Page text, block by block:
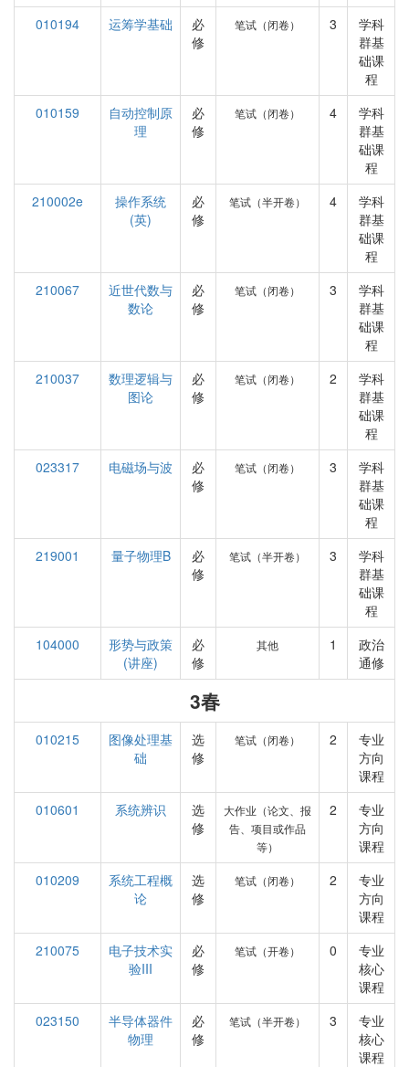
010194
运筹学基础
必
修
笔试（闭卷） 3
学科
群基
础课
程
010159
自动控制原
理
必
修
笔试（闭卷） 4
学科
群基
础课
程
210002e
操作系统
(英)
必
修
笔试（半开卷） 4
学科
群基
础课
程
210067
近世代数与
数论
必
修
笔试（闭卷） 3
学科
群基
础课
程
210037
数理逻辑与
图论
必
修
笔试（闭卷） 2
学科
群基
础课
程
023317
电磁场与波
必
修
笔试（闭卷） 3
学科
群基
础课
程
219001
量子物理B
必
修
笔试（半开卷） 3
学科
群基
础课
程
104000
形势与政策
(讲座)
必
修
其他 1
政治
通修
3春
010215
图像处理基
础
选
修
笔试（闭卷） 2
专业
方向
课程
010601
系统辨识
选
修
大作业（论文、报
告、项目或作品
等）
2
专业
方向
课程
010209
系统工程概
论
选
修
笔试（闭卷） 2
专业
方向
课程
210075
电子技术实
验III
必
修
笔试（开卷） 0
专业
核心
课程
023150
半导体器件
物理
必
修
笔试（半开卷） 3
专业
核心
课程